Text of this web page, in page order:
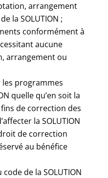
arrangement
la SOLUTION ;
conformément à
aucune
arrangement ou
programmes
quelle qu’en soit la
de correction des
la SOLUTION
de correction
au bénéfice
de la SOLUTION